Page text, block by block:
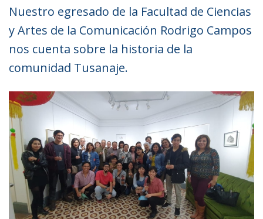
Nuestro egresado de la Facultad de Ciencias
y Artes de la Comunicación Rodrigo Campos
nos cuenta sobre la historia de la
comunidad Tusanaje.